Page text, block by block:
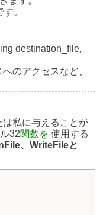
。
destination_file,
のアクセスなど、
は私に与えることが
32関数を 使用する
、WriteFileと